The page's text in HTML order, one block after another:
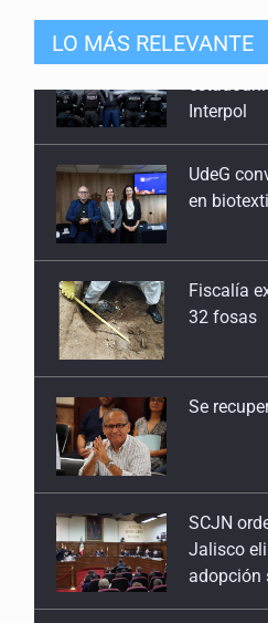
LO MÁS RELEVANTE
UdeG
en
32 fosas
Jalisco
adopción
Cae ex
pareja y